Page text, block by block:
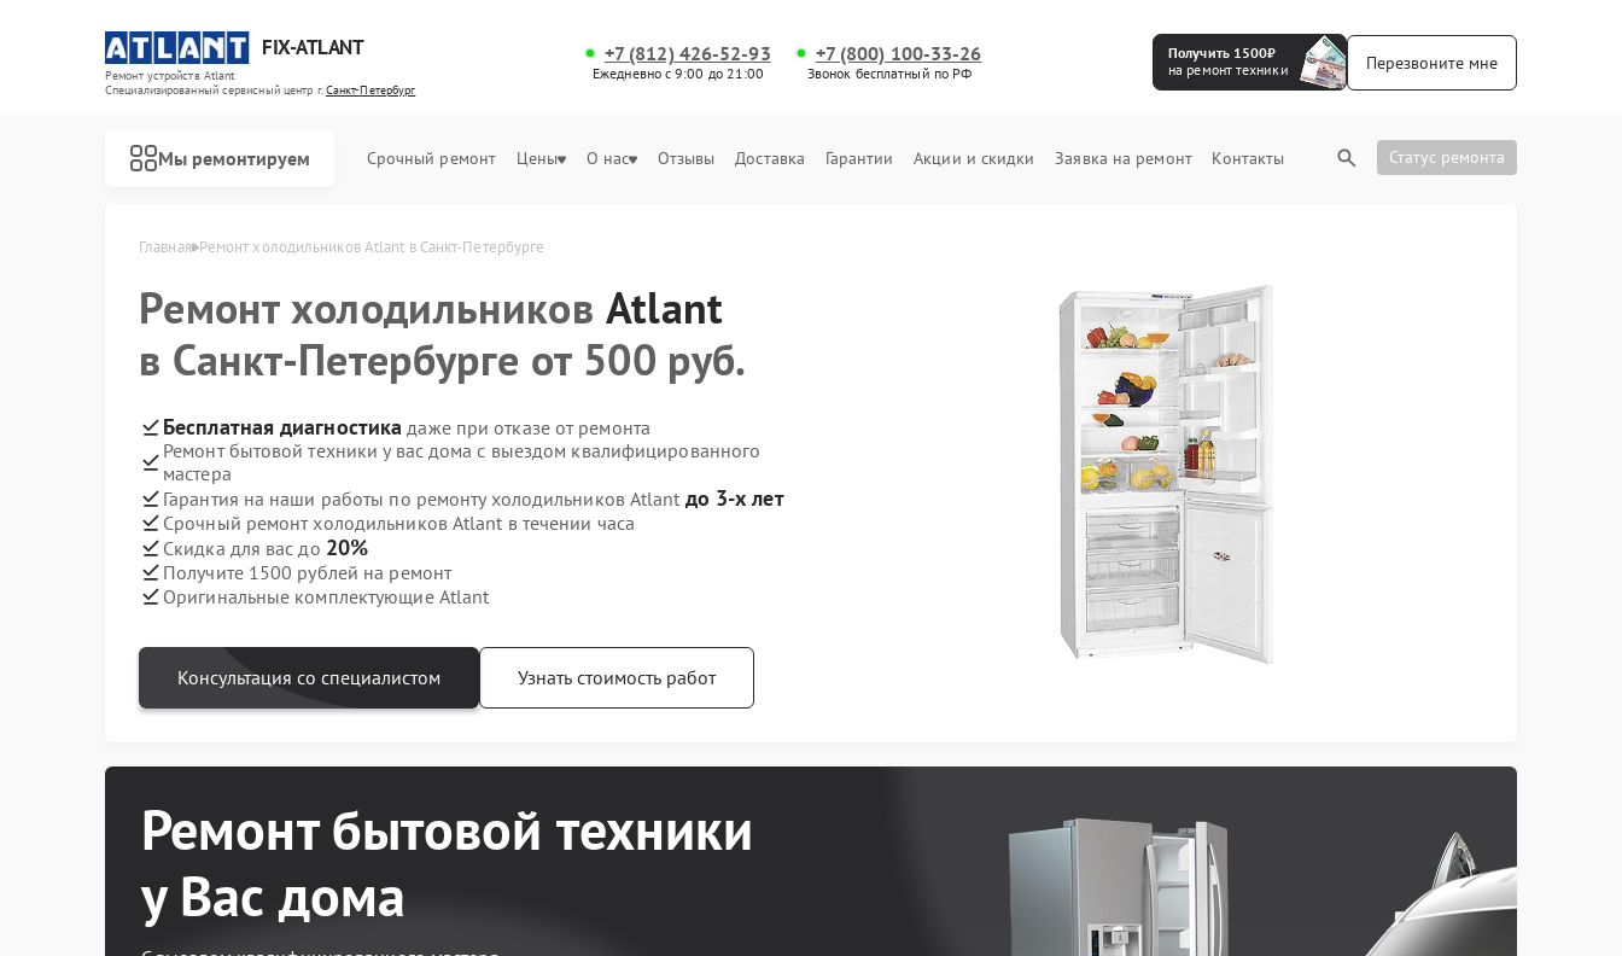
FIX-ATLANT
Ремонт устройств Atlant
Специализированный cервисный центр г.Санкт-Петербург
+7 (812) 426-52-93
Ежедневно с 9:00 до 21:00
+7 (800) 100-33-26
Звонок бесплатный по РФ
Получить 1500₽
на ремонт техники
Перезвоните мне
Мы ремонтируем Срочный ремонт Цены О нас Отзывы Доставка Гарантии Акции и скидки Заявка на ремонт Контакты Статус ремонта
Главная Ремонт холодильников Atlant в Санкт-Петербурге
Ремонт холодильников Atlant
в Санкт-Петербурге от 500 руб.
Бесплатная диагностика даже при отказе от ремонта
Ремонт бытовой техники у вас дома с выездом квалифицированного
мастера
Гарантия на наши работы по ремонту холодильников Atlant до 3-х лет
Срочный ремонт холодильников Atlant в течении часа
Скидка для вас до 20%
Получите 1500 рублей на ремонт
Оригинальные комплектующие Atlant
Консультация со специалистом Узнать стоимость работ
Ремонт бытовой техники
у Вас дома